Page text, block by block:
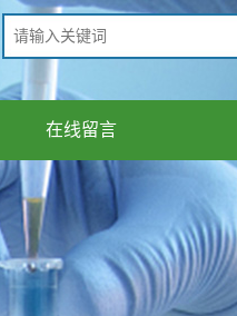
在线留言